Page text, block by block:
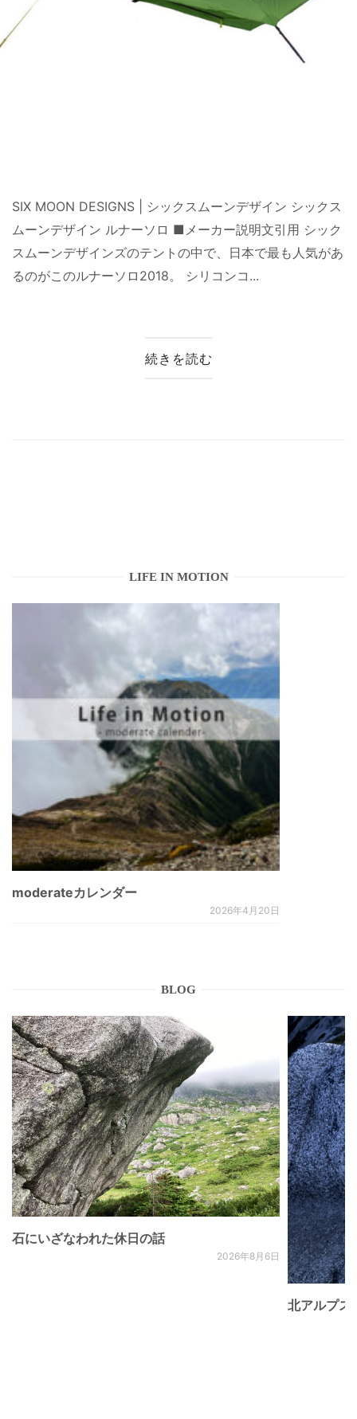
SIX MOON DESIGNS | シックスムーンデザイン シックス
ムーンデザイン ルナーソロ ■メーカー説明文引用 シック
スムーンデザインズのテントの中で、日本で最も人気があ
るのがこのルナーソロ2018。 シリコンコ...
続きを読む
LIFE IN MOTION
moderateカレンダー
2026年4月20日
BLOG
石にいざなわれた休日の話
2026年8月6日
北アルプ